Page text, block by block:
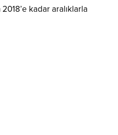
kadar aralıklarla